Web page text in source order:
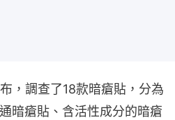
，調查了18款暗瘡貼，分為
暗瘡貼、含活性成分的暗瘡